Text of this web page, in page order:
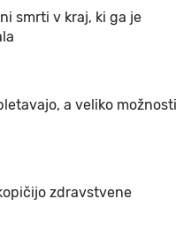
smrti v kraj, ki ga je
a veliko možnosti
zdravstvene